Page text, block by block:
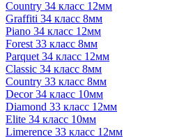
Country 34 класс 12мм
Graffiti 34 класс 8мм
Piano 34 класс 12мм
Forest 33 класс 8мм
Parquet 34 класс 12мм
Classic 34 класс 8мм
Country 33 класс 8мм
Decor 34 класс 10мм
Diamond 33 класс 12мм
Elite 34 класс 10мм
Limerence 33 класс 12мм